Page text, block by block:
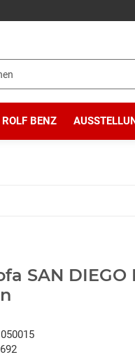
ROLF BENZ
SAN